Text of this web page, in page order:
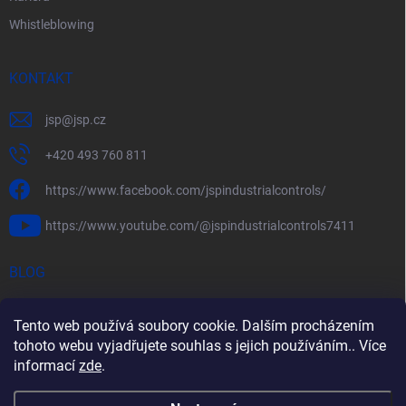
Tento web používá soubory cookie. Dalším procházením
tohoto webu vyjadřujete souhlas s jejich používáním.. Více
informací zde.
Whistleblowing
KONTAKT
jsp@jsp.cz
+420 493 760 811
https://www.facebook.com/jspindustrialcontrols/
https://www.youtube.com/@jspindustrialcontrols7411
BLOG
Stručný průvodce prostředím s nebezpečím výbuchu
HART – Chytré využití stávající kabeláže